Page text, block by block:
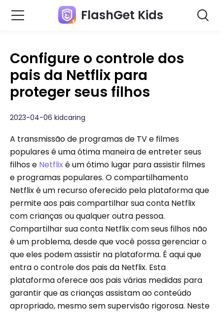
FlashGet Kids
Configure o controle dos
pais da Netflix para
proteger seus filhos
2023-04-06 kidcaring
A transmissão de programas de TV e filmes
populares é uma ótima maneira de entreter seus
filhos e Netflixé um ótimo lugar para assistir filmes
e programas populares. O compartilhamento
Netflix é um recurso oferecido pela plataforma que
permite aos pais compartilhar sua conta Netflix
com crianças ou qualquer outra pessoa.
Compartilhar sua conta Netflix com seus filhos não
é um problema, desde que você possa gerenciar o
que eles podem assistir na plataforma. É aqui que
entra o controle dos pais da Netflix. Esta
plataforma oferece aos pais várias medidas para
garantir que as crianças assistam ao conteúdo
apropriado, mesmo sem supervisão rigorosa. Neste